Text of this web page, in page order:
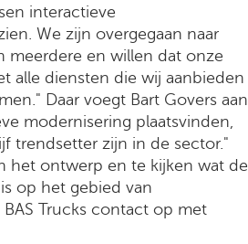
interactieve
We zijn overgegaan naar
meerdere en willen dat onze
alle diensten die wij aanbieden
Daar voegt Bart Govers aan
modernisering plaatsvinden,
trendsetter zijn in de sector."
het ontwerp en te kijken wat de
op het gebied van
Trucks contact op met